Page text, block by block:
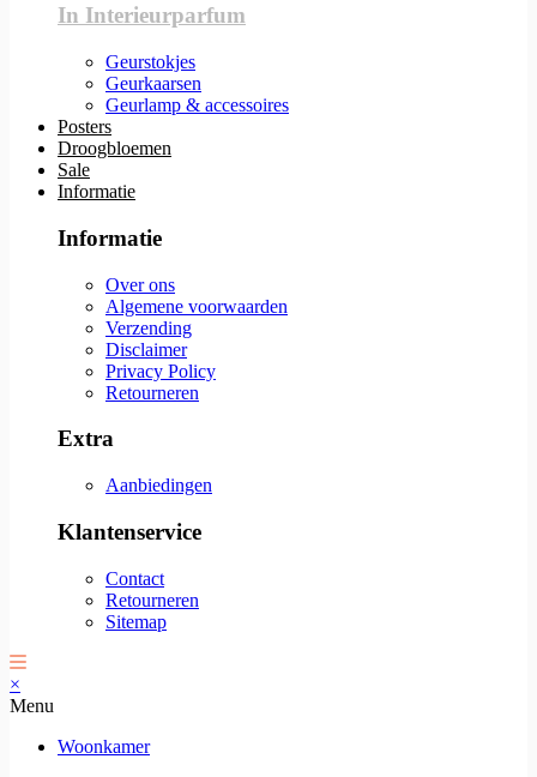
In Interieurparfum
Geurstokjes
Geurkaarsen
Geurlamp & accessoires
Posters
Droogbloemen
Sale
Informatie
Informatie
Over ons
Algemene voorwaarden
Verzending
Disclaimer
Privacy Policy
Retourneren
Extra
Aanbiedingen
Klantenservice
Contact
Retourneren
Sitemap
×
Menu
Woonkamer